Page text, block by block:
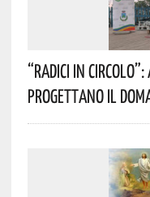
“Radici In
Progettano Il